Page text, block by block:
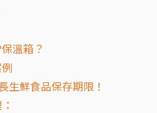
溫箱？
生鮮食品保存期限！